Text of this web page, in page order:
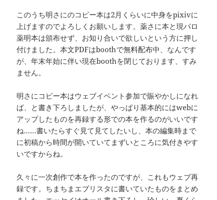
このうち明さにのコピー本は2月くらいに中身をpixivに
上げますのでよろしくお願いします。薬さに本と現パロ
薬明本は頒布せず、お知り合いで欲しいという方に押し
付けました。本文PDFはboothで無料配布中、なんです
が、年末年始に伴い現在boothを閉じております、すみ
ません。
明さにコピー本はウェブイベント参加で賑やかしになれ
ば、と書き下ろしましたが、やっぱり基本的にはwebに
アップしたものを再録する形での本を作るのがいいです
ね……書いたらすぐ見て見てしたいし、本の編集時まで
に初稿から時間が開いていてまずいところに気付きやす
いですからね。
久々に一次創作で本を作ったのですが、これもウェブ再
録です。ちまちまエブリスタに書いていたものをまとめ